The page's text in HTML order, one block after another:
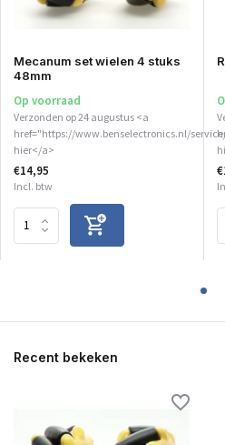
Mecanum set wielen 4 stuks
48mm
Op voorraad
Verzonden op 24 augustus <a
href="https://www.benselectronics.nl/
hier</a>
€14,95
Incl. btw
Recent bekeken